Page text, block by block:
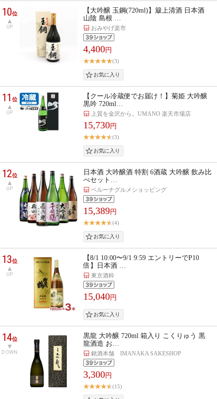
10位
UP
【大吟醸 玉鋼(720ml)】簸上清酒 日本酒
山陰 島根 …
おみやげ楽市
4,400円
(3)
11位
UP
【クール冷蔵便でお届け！】菊姫 大吟醸
黒吟 720ml…
上質を金沢から。UMANO 楽天市場店
15,730円
(3)
12位
UP
日本酒 大吟醸酒 特割 6酒蔵 大吟醸 飲み比
べセット…
ベルーナグルメショッピング
15,389円
(4)
13位
UP
【8/1 10:00〜9/1 9:59 エントリーでP10
倍】日本酒 …
東京酒粋
15,040円
14位
DOWN
黒龍 大吟醸 720ml 箱入り こくりゅう 黒
龍酒造 お…
銘酒本舗 IMANAKA SAKESHOP
3,300円
(15)